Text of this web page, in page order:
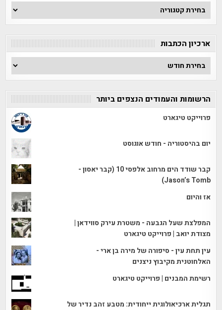
חפש
לפי
קטגוריה
ארכיון הכתבות
ארכיון
הכתבות
הרשומות והעמודים הנצפים ביותר
פרוייקט טיגארט
יום בהיסטוריה - חודש אוגוסט
קבר שודד הים מרחוב אלפסי 10 (קבר יאסון -
Jason’s Tomb)
אז והיום
המפלצת שעל הגבעה - משטרת עירק סווידאן |
מצודת יואב | פרוייקט טיגארט
עין תחת עין - סיפורה של מירה בן ארי -
האלחוטנית מקיבוץ ניצנים
רשימת המבנים | פרוייקט טיגארט
תגלית ארכיאולוגית ייחודית: מטבע זהב נדיר של